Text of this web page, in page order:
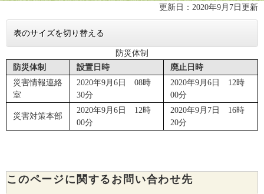
更新日：2020年9月7日更新
表のサイズを切り替える
防災体制
防災体制
設置日時
廃止日時
災害情報連絡
室
2020年9月6日 08時
30分
2020年9月6日 12時
00分
災害対策本部
2020年9月6日 12時
00分
2020年9月7日 16時
20分
このページに関するお問い合わせ先